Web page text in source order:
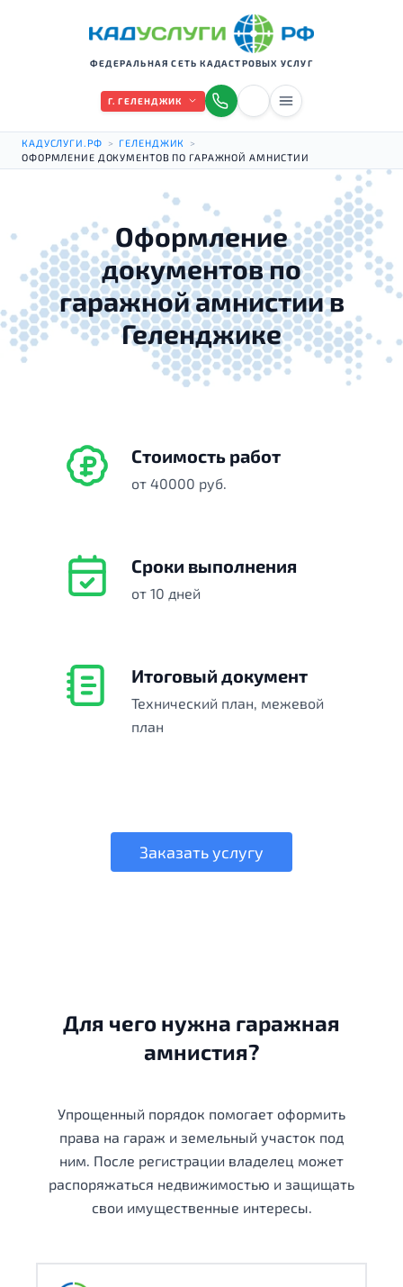
ФЕДЕРАЛЬНАЯ СЕТЬ КАДАСТРОВЫХ УСЛУГ
Г. ГЕЛЕНДЖИК
КАДУСЛУГИ.РФ > ГЕЛЕНДЖИК
>
ОФОРМЛЕНИЕ ДОКУМЕНТОВ ПО ГАРАЖНОЙ АМНИСТИИ
Оформление
документов по
гаражной амнистии в
Геленджике
Стоимость работ
от 40000 руб.
Сроки выполнения
от 10 дней
Итоговый документ
Технический план, межевой
план
Заказать услугу
Для чего нужна гаражная
амнистия?
Упрощенный порядок помогает оформить
права на гараж и земельный участок под
ним. После регистрации владелец может
распоряжаться недвижимостью и защищать
свои имущественные интересы.